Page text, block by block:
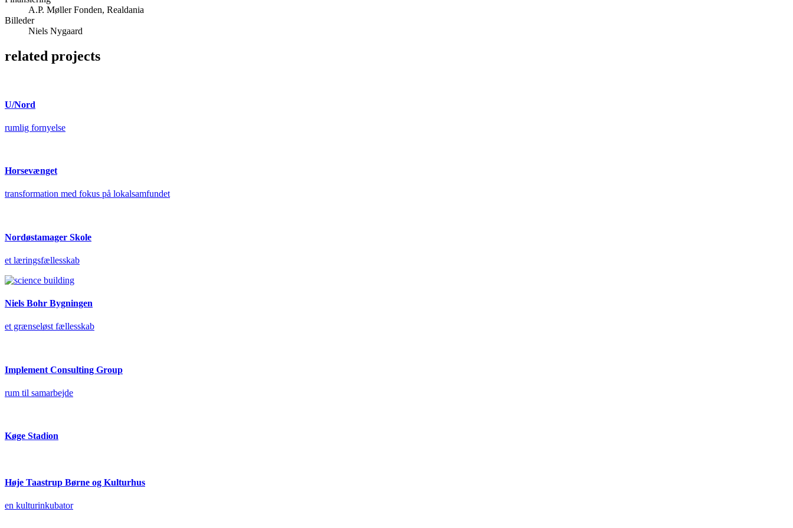
A.P. Møller Fonden, Realdania
Billeder
Niels Nygaard
related projects
U/Nord
rumlig fornyelse
Horsevænget
transformation med fokus på lokalsamfundet
Nordøstamager Skole
et læringsfællesskab
Niels Bohr Bygningen
et grænseløst fællesskab
Implement Consulting Group
rum til samarbejde
Køge Stadion
Høje Taastrup Børne og Kulturhus
en kulturinkubator